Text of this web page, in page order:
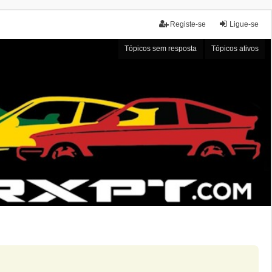
Ligue-se
Registe-se
Tópicos sem resposta Tópicos ativos